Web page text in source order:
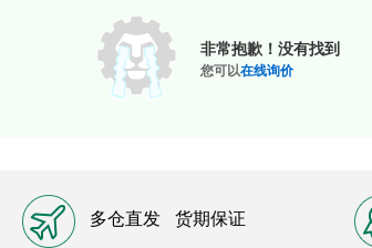
非常抱歉！没有找到
您可以在线询价
多仓直发 货期保证